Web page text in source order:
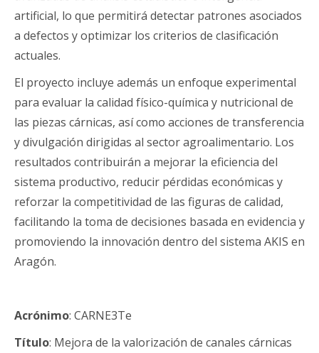
artificial, lo que permitirá detectar patrones asociados
a defectos y optimizar los criterios de clasificación
actuales.
El proyecto incluye además un enfoque experimental
para evaluar la calidad físico-química y nutricional de
las piezas cárnicas, así como acciones de transferencia
y divulgación dirigidas al sector agroalimentario. Los
resultados contribuirán a mejorar la eficiencia del
sistema productivo, reducir pérdidas económicas y
reforzar la competitividad de las figuras de calidad,
facilitando la toma de decisiones basada en evidencia y
promoviendo la innovación dentro del sistema AKIS en
Aragón.
Acrónimo: CARNE3Te
Título: Mejora de la valorización de canales cárnicas